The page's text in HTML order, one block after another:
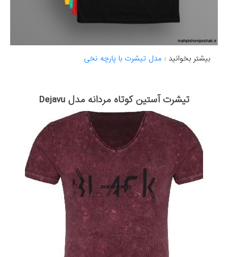
بیشتر بخوانید : مدل تیشرت با پارچه نخی
تیشرت آستین کوتاه مردانه مدل Dejavu